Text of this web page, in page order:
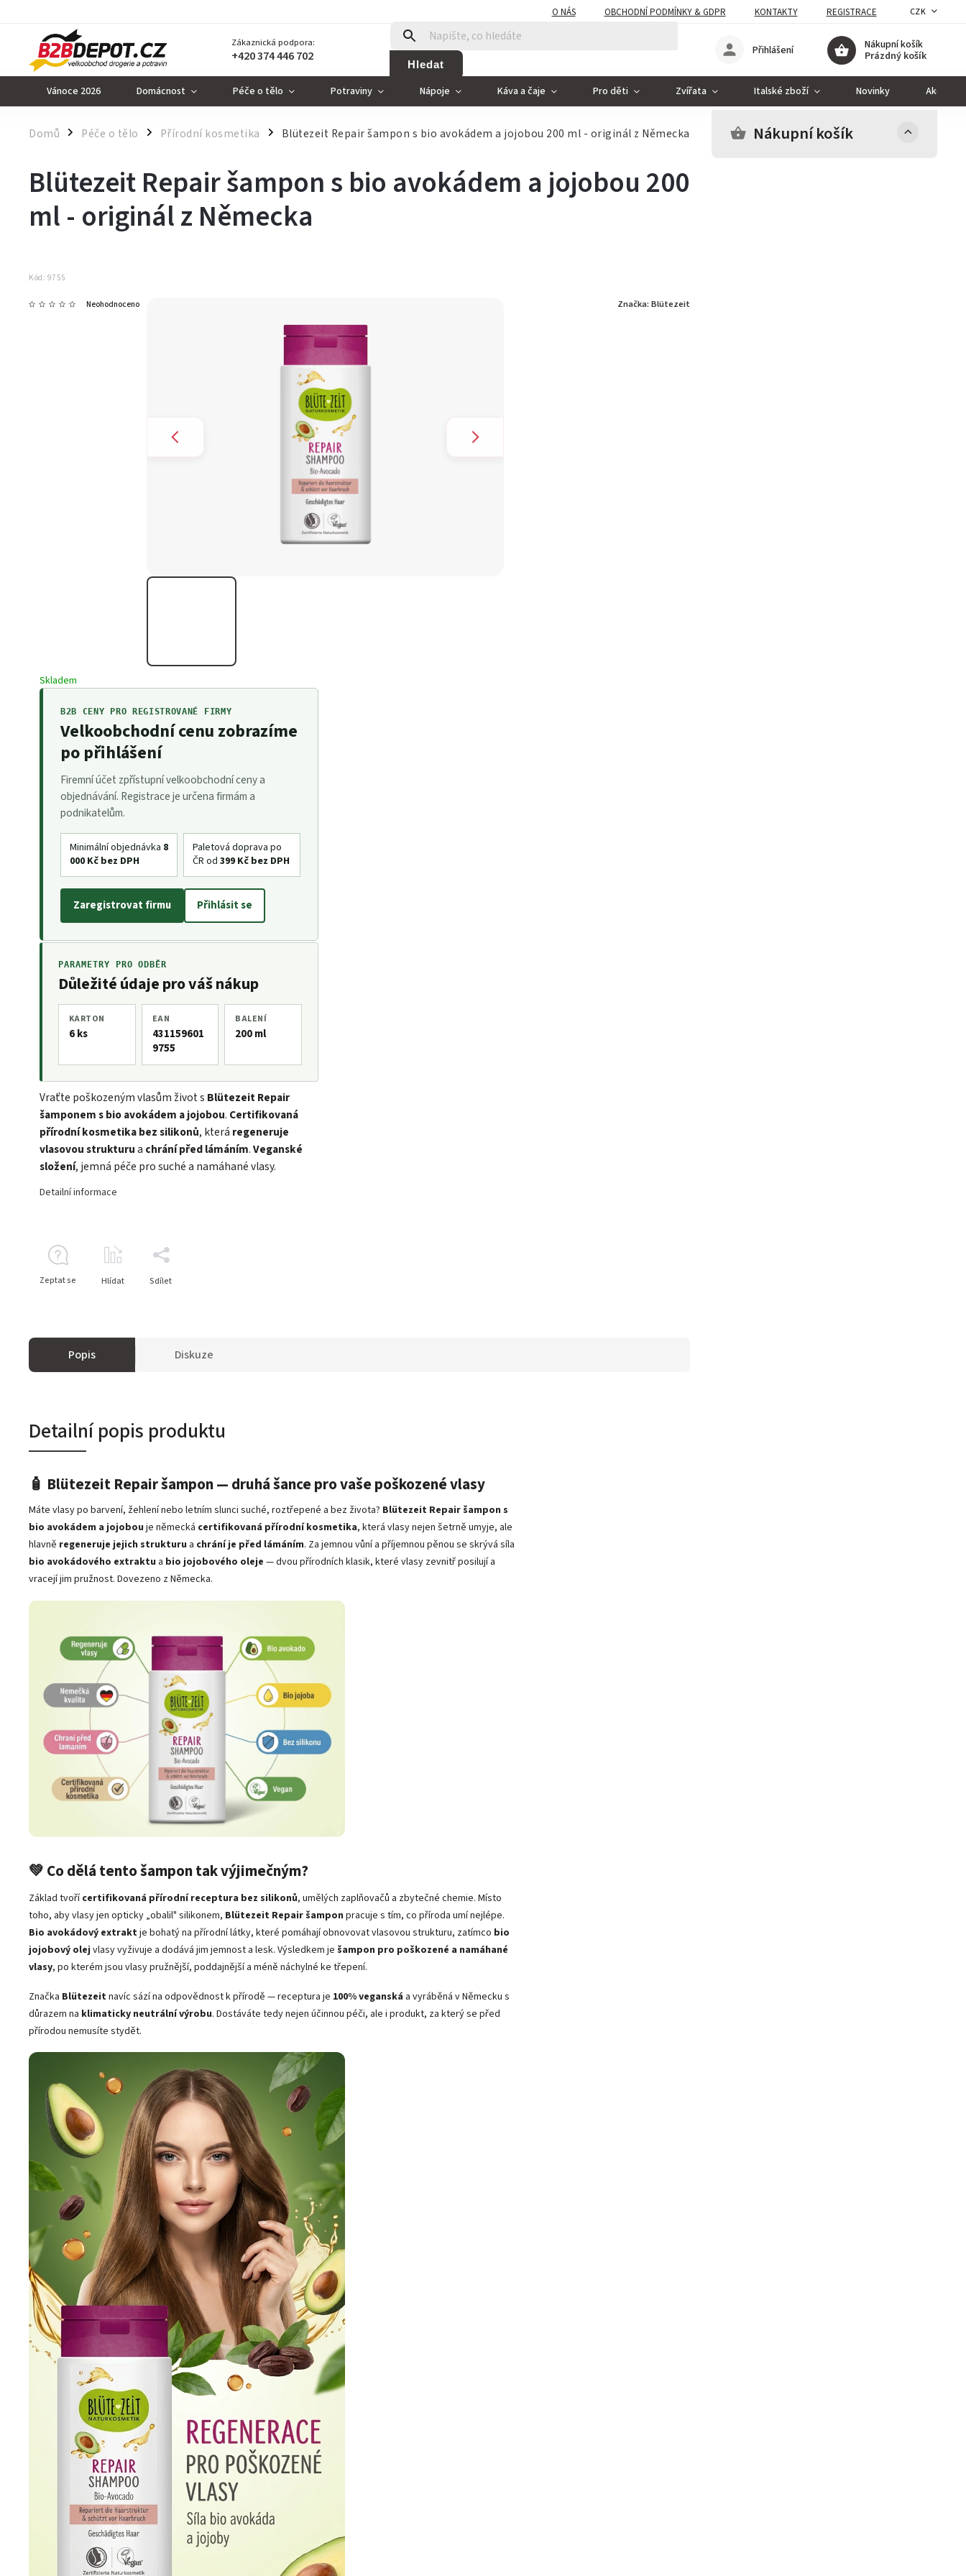
O NÁS OBCHODNÍ PODMÍNKY & GDPR KONTAKTY REGISTRACE CZK
Zákaznická podpora:
+420 374 446 702 Hledat
Nákupní košík
Prázdný košík
Přihlášení
Vánoce 2026 Domácnost Péče o tělo Potraviny Nápoje Káva a čaje Pro děti Zvířata Italské zboží Novinky Akce
Domů / Péče o tělo / Přírodní kosmetika / Blütezeit Repair šampon s bio avokádem a jojobou 200 ml - originál z Německa Nákupní košík
Blütezeit Repair šampon s bio avokádem a jojobou 200
ml- originál z Německa
Kód: 9755
Neohodnoceno Značka: Blütezeit
Skladem
B2B CENY PRO REGISTROVANÉ FIRMY
Velkoobchodní cenu zobrazíme
po přihlášení
Firemní účet zpřístupní velkoobchodní ceny a
objednávání. Registrace je určena firmám a
podnikatelům.
Minimální objednávka 8
000 Kč bez DPH
Paletová doprava po
ČR od 399 Kč bez DPH
Zaregistrovat firmu Přihlásit se
PARAMETRY PRO ODBĚR
Důležité údaje pro váš nákup
KARTON
6 ks
EAN
431159601
9755
BALENÍ
200 ml
Vraťte poškozeným vlasům život s Blütezeit Repair
šamponem s bio avokádem a jojobou. Certifikovaná
přírodní kosmetika bez silikonů, která regeneruje
vlasovou strukturua chrání před lámáním.Veganské
složení, jemná péče pro suché a namáhané vlasy.
Detailní informace
Zeptat se Hlídat Sdílet
Popis Diskuze
Detailní popis produktu
🧴 Blütezeit Repair šampon — druhá šance pro vaše poškozené vlasy
Máte vlasy po barvení, žehlení nebo letním slunci suché, roztřepené a bez života? Blütezeit Repair šampon s
bio avokádem a jojobou je německá certifikovaná přírodní kosmetika, která vlasy nejen šetrně umyje, ale
hlavně regeneruje jejich strukturu a chrání je před lámáním. Za jemnou vůní a příjemnou pěnou se skrývá síla
bio avokádového extraktu a bio jojobového oleje — dvou přírodních klasik, které vlasy zevnitř posilují a
vracejí jim pružnost. Dovezeno z Německa.
💚 Co dělá tento šampon tak výjimečným?
Základ tvořícertifikovaná přírodní receptura bez silikonů, umělých zaplňovačů a zbytečné chemie. Místo
toho, aby vlasy jen opticky „obalil" silikonem, Blütezeit Repair šampon pracuje s tím, co příroda umí nejlépe.
Bio avokádový extraktje bohatý na přírodní látky, které pomáhají obnovovat vlasovou strukturu, zatímco bio
jojobový olej vlasy vyživuje a dodává jim jemnost a lesk. Výsledkem je šampon pro poškozené a namáhané
vlasy, po kterém jsou vlasy pružnější, poddajnější a méně náchylné ke třepení.
Značka Blütezeitnavíc sází na odpovědnost k přírodě — receptura je 100% veganská a vyráběná v Německu s
důrazem na klimaticky neutrální výrobu. Dostáváte tedy nejen účinnou péči, ale i produkt, za který se před
přírodou nemusíte stydět.